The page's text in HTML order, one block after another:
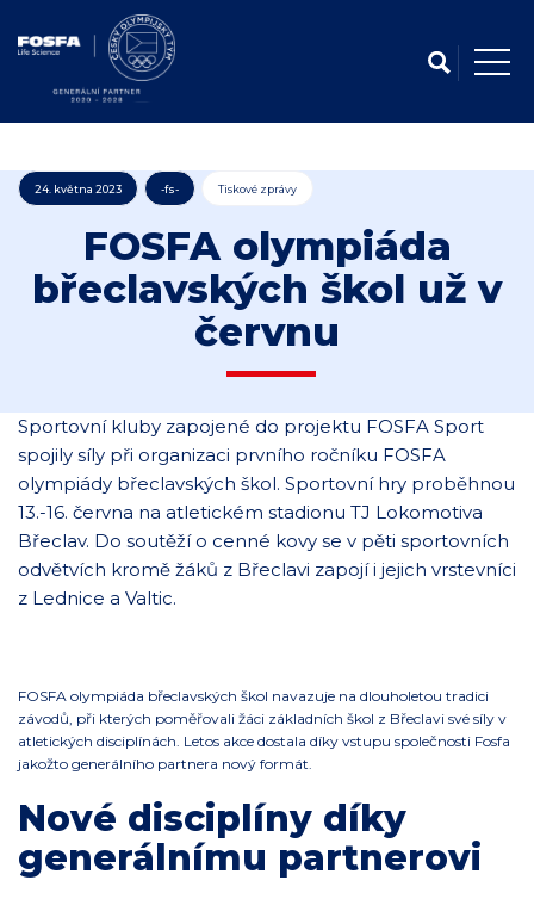
24. května 2023 -fs- Tiskové zprávy
FOSFA olympiáda
břeclavských škol už v
červnu
Sportovní kluby zapojené do projektu FOSFA Sport
spojily síly při organizaci prvního ročníku FOSFA
olympiády břeclavských škol. Sportovní hry proběhnou
13.-16. června na atletickém stadionu TJ Lokomotiva
Břeclav. Do soutěží o cenné kovy se v pěti sportovních
odvětvích kromě žáků z Břeclavi zapojí i jejich vrstevníci
z Lednice a Valtic.
FOSFA olympiáda břeclavských škol navazuje na dlouholetou tradici
závodů, při kterých poměřovali žáci základních škol z Břeclavi své síly v
atletických disciplínách. Letos akce dostala díky vstupu společnosti Fosfa
jakožto generálního partnera nový formát.
Nové disciplíny díky
generálnímu partnerovi